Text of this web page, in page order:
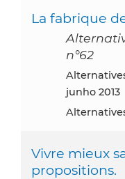
La fabrique
n°62
Alternatives Economiques, Paris, France,
junho 2013
Vivre mieux
propositions.